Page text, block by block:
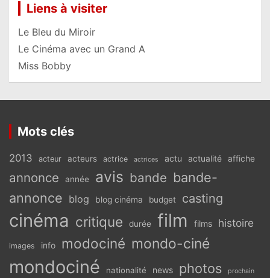
Liens à visiter
Le Bleu du Miroir
Le Cinéma avec un Grand A
Miss Bobby
Mots clés
2013 acteur acteurs actrice actrices actu actualité affiche
annonce année avis bande bande-
annonce blog blog cinéma budget casting
cinéma critique durée film films histoire
images info modociné mondo-ciné
mondociné nationalité news photos prochain